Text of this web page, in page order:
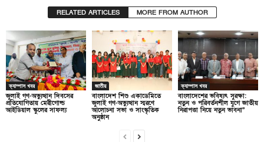
RELATED ARTICLES MORE FROM AUTHOR
ক্যাম্পাস খবর
জুলাই গণ-অভ্যুত্থান দিবসের
প্রতিযোগিতায় মেরীগোল্ড
আইডিয়াল স্কুলের সাফল্য
জাতীয়
বাংলাদেশ শিশু একাডেমিতে
জুলাই গণ-অভ্যুত্থান স্মরণে
আলোচনা সভা ও সাংস্কৃতিক
অনুষ্ঠান
ক্যাম্পাস খবর
বাংলাদেশের ভবিষ্যৎ সুরক্ষা:
নতুন ও পরিবর্তনশীল যুগে জাতীয়
নিরাপত্তা নিয়ে নতুন ভাবনা”